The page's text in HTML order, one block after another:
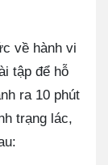
về hành vi
tập để hỗ
ra 10 phút
trạng lác,